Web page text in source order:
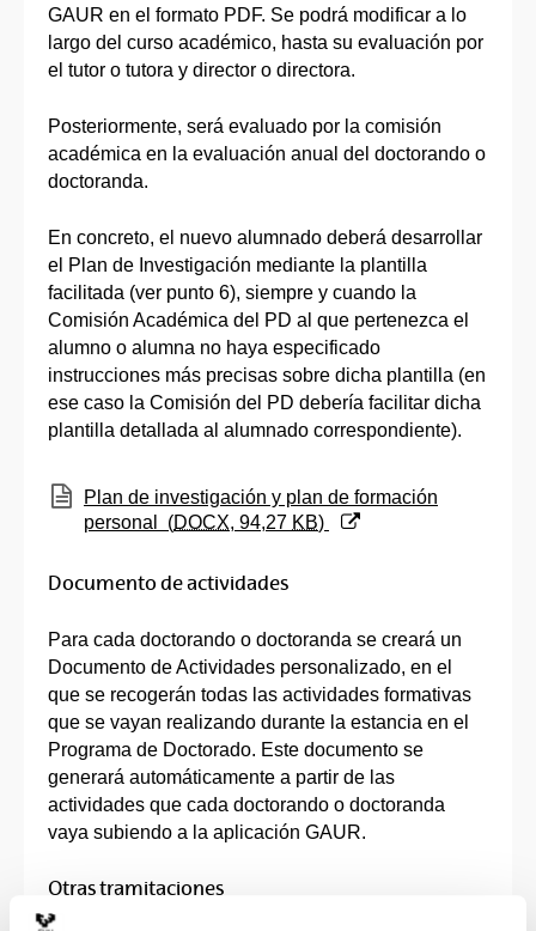
GAUR en el formato PDF. Se podrá modificar a lo
largo del curso académico, hasta su evaluación por
el tutor o tutora y director o directora.
Posteriormente, será evaluado por la comisión
académica en la evaluación anual del doctorando o
doctoranda.
En concreto, el nuevo alumnado deberá desarrollar
el Plan de Investigación mediante la plantilla
facilitada (ver punto 6), siempre y cuando la
Comisión Académica del PD al que pertenezca el
alumno o alumna no haya especificado
instrucciones más precisas sobre dicha plantilla (en
ese caso la Comisión del PD debería facilitar dicha
plantilla detallada al alumnado correspondiente).
(Abre una nueva ventana)
Plan de investigación y plan de formación
personal
(DOCX, 94,27 KB)
Documento de actividades
Para cada doctorando o doctoranda se creará un
Documento de Actividades personalizado, en el
que se recogerán todas las actividades formativas
que se vayan realizando durante la estancia en el
Programa de Doctorado. Este documento se
generará automáticamente a partir de las
actividades que cada doctorando o doctoranda
vaya subiendo a la aplicación GAUR.
Otras tramitaciones